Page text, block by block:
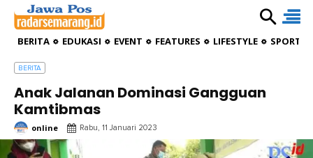
BERITA EDUKASI EVENT FEATURES LIFESTYLE
BERITA
Anak Jalanan Dominasi Gangguan
Kamtibmas
online Rabu, 11 Januari 2023